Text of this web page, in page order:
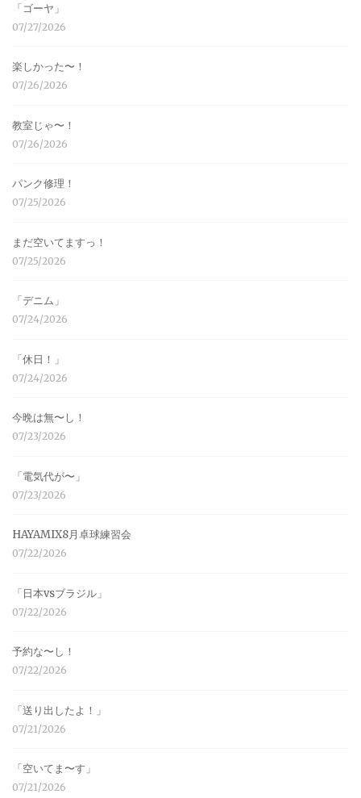
「ゴーヤ」
07/27/2026
楽しかった〜！
07/26/2026
教室じゃ〜！
07/26/2026
パンク修理！
07/25/2026
まだ空いてますっ！
07/25/2026
「デニム」
07/24/2026
「休日！」
07/24/2026
今晩は無〜し！
07/23/2026
「電気代が〜」
07/23/2026
HAYAMIX8月卓球練習会
07/22/2026
「日本vsブラジル」
07/22/2026
予約な〜し！
07/22/2026
「送り出したよ！」
07/21/2026
「空いてま〜す」
07/21/2026